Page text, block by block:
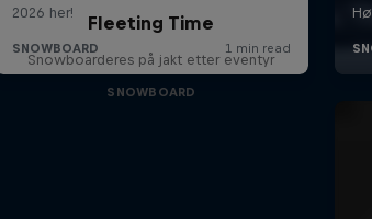
Fleeting Time
Snowboarderes på jakt etter eventyr
SNOWBOARD